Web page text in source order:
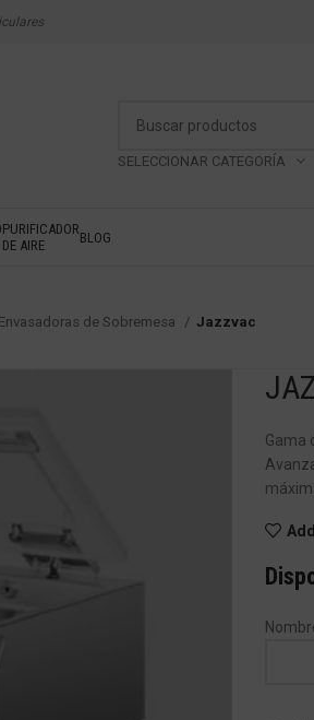
SELECCIONAR CATEGORÍA
PURIFICADOR
DE AIRE
BLOG
Envasadoras de Sobremesa Jazzvac
Gama